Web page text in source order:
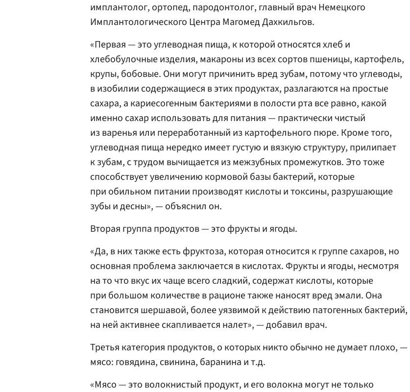
имплантолог, ортопед, пародонтолог, главный врач Немецкого
Имплантологического Центра Магомед Дахкильгов.
«Первая — это углеводная пища, к которой относятся хлеб и
хлебобулочные изделия, макароны из всех сортов пшеницы, картофель,
крупы, бобовые. Они могут причинить вред зубам, потому что углеводы,
в изобилии содержащиеся в этих продуктах, разлагаются на простые
сахара, а кариесогенным бактериями в полости рта все равно, какой
именно сахар использовать для питания — практически чистый
из варенья или переработанный из картофельного пюре. Кроме того,
углеводная пища нередко имеет густую и вязкую структуру, прилипает
к зубам, с трудом вычищается из межзубных промежутков. Это тоже
способствует увеличению кормовой базы бактерий, которые
при обильном питании производят кислоты и токсины, разрушающие
зубы и десны», — объяснил он.
Вторая группа продуктов — это фрукты и ягоды.
«Да, в них также есть фруктоза, которая относится к группе сахаров, но
основная проблема заключается в кислотах. Фрукты и ягоды, несмотря
на то что вкус их чаще всего сладкий, содержат кислоты, которые
при большом количестве в рационе также наносят вред эмали. Она
становится шершавой, более уязвимой к действию патогенных бактерий,
на ней активнее скапливается налет», — добавил врач.
Третья категория продуктов, о которых никто обычно не думает плохо, —
мясо: говядина, свинина, баранина и т.д.
«Мясо — это волокнистый продукт, и его волокна могут не только